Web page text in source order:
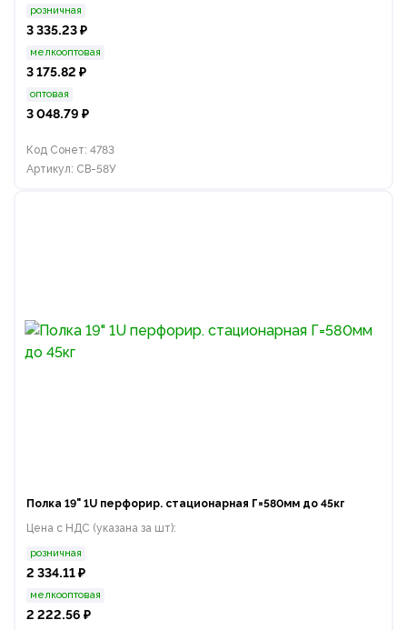
розничная
3 335.23 ₽
мелкооптовая
3 175.82 ₽
оптовая
3 048.79 ₽
Код Сонет: 4783
Артикул: СВ-58У
Полка 19" 1U перфорир. стационарная Г=580мм до 45кг
Цена с НДС (указана за шт):
розничная
2 334.11 ₽
мелкооптовая
2 222.56 ₽